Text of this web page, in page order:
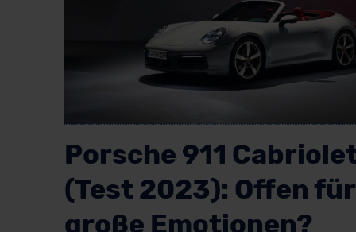
Porsche 911
(Test 2023): Offen für
große Emotionen?